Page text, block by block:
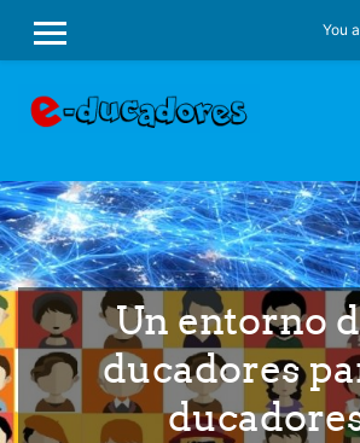
SIDE PANEL
You
Un entorno
ducadores